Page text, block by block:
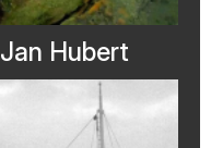
Hubert